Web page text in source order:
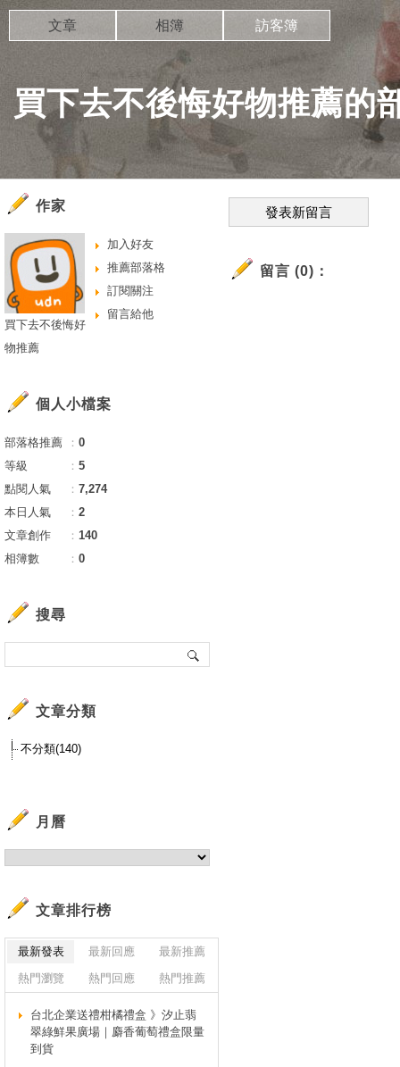
買下去不後悔好物推薦的
文章 相簿 訪客簿
發表新留言
留言 (0)：
作家
加入好友
推薦部落格
訂閱關注
留言給他
買下去不後悔好
物推薦
個人小檔案
部落格推薦 ： 0
等級
： 5
點閱人氣
： 7,274
本日人氣
： 2
文章創作
： 140
相簿數
： 0
搜尋
文章分類
不分類(140)
月曆
文章排行榜
最新發表 最新回應
最新推薦
熱門瀏覽
熱門回應 熱門推薦
台北企業送禮柑橘禮盒 》汐止翡
翠綠鮮果廣場｜麝香葡萄禮盒限量
到貨